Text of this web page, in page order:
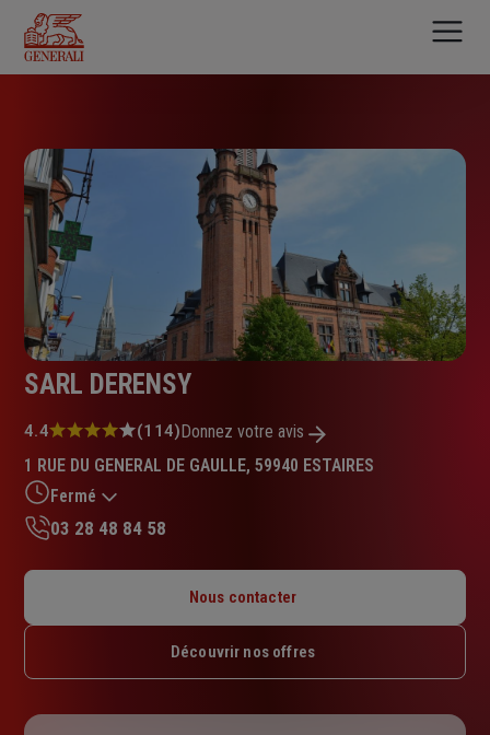
contenu
principal
SARL DERENSY
Note
4.4
sur
5
étoiles
4.4 (114)Donnez votre avis
1 RUE DU GENERAL DE GAULLE, 59940 ESTAIRES
Fermé
Mardi : 09h – 12h / 14h – 18h
Jeudi : 09h – 12h / 14h – 18h
Dimanche : Fermé
03 28 48 84 58
Nous contacter
Découvrir nos offres